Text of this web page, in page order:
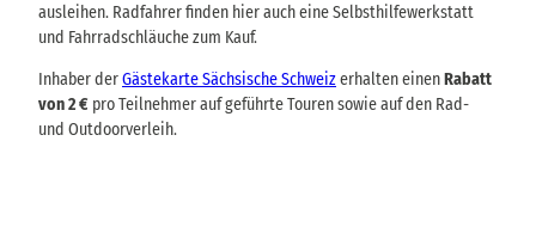
ausleihen. Radfahrer finden hier auch eine Selbsthilfewerkstatt
und Fahrradschläuche zum Kauf.
Inhaber derGästekarte Sächsische Schweizerhalten einenRabatt
von 2 € pro Teilnehmer auf geführte Touren sowie auf den Rad-
und Outdoorverleih.